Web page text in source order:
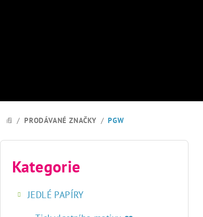
DOMŮ
/ PRODÁVANÉ ZNAČKY / PGW
P
Přeskočit
kategorie
Kategorie
JEDLÉ PAPÍRY